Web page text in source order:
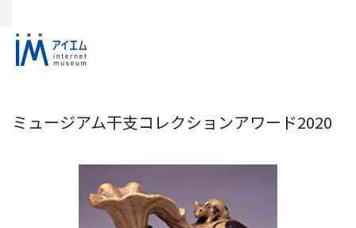
ミュージアム干支コレクションアワード2020